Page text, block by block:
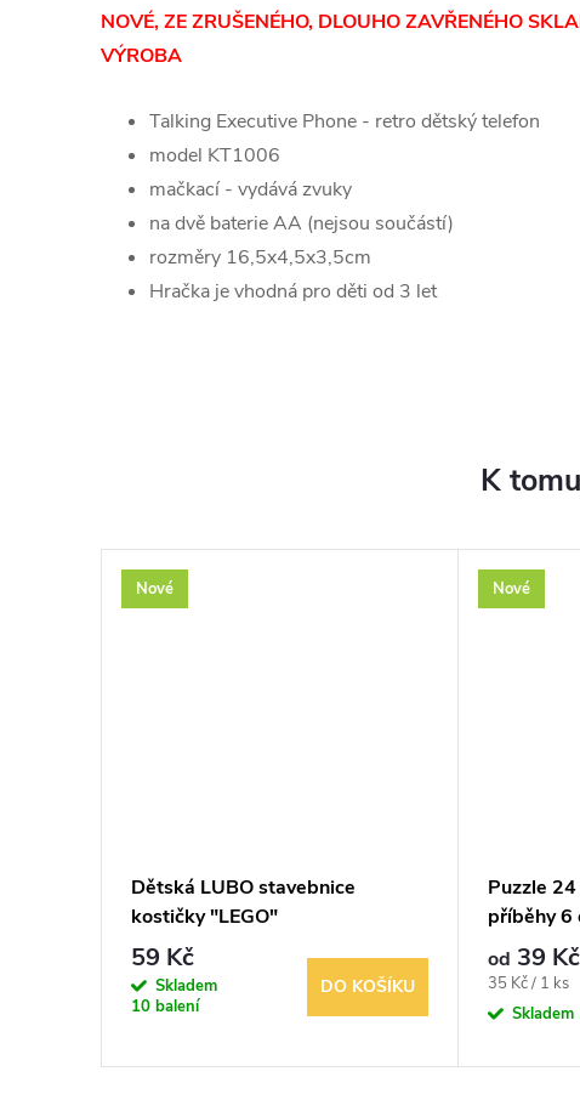
NOVÉ, ZE ZRUŠENÉHO, DLOUHO ZAVŘENÉHO
VÝROBA
Talking Executive Phone - retro dětský telefon
model KT1006
mačkací - vydává zvuky
na dvě baterie AA (nejsou součástí)
rozměry 16,5x4,5x3,5cm
Hračka je vhodná pro děti od 3 let
K
Nové
Dětská LUBO stavebnice
kostičky "LEGO"
59 Kč
Skladem
10 balení
DO KOŠÍKU
Nové
Puzzle
příběhy 6
od 39 Kč
Měrná
cena:
35 Kč / 1 ks
Skladem